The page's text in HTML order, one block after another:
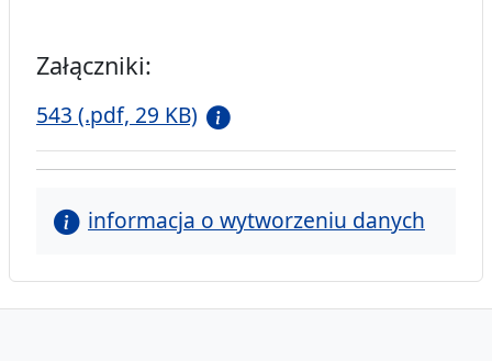
Załączniki:
543 (.pdf, 29 KB)
informacja o wytworzeniu danych